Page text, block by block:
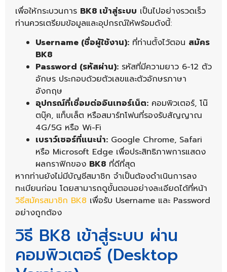
เพื่อให้กระบวนการ BK8 เข้าสู่ระบบ เป็นไปอย่างรวดเร็ว
ท่านควรเตรียมข้อมูลและอุปกรณ์ให้พร้อมดังนี้:
Username (ชื่อผู้ใช้งาน): ที่ท่านตั้งไว้ตอน สมัคร
BK8
Password (รหัสผ่าน): รหัสที่มีความยาว 6-12 ตัว
อักษร ประกอบด้วยตัวเลขและตัวอักษรภาษา
อังกฤษ
อุปกรณ์ที่เชื่อมต่ออินเทอร์เน็ต: คอมพิวเตอร์, โน๊
ตบุ๊ค, แท็บเล็ต หรือสมาร์ทโฟนที่รองรับสัญญาณ
4G/5G หรือ Wi-Fi
เบราว์เซอร์ที่แนะนำ: Google Chrome, Safari
หรือ Microsoft Edge เพื่อประสิทธิภาพการแสดง
ผลกราฟิกของ BK8 ที่ดีที่สุด
หากท่านยังไม่มีบัญชีสมาชิก จำเป็นต้องดำเนินการลง
ทะเบียนก่อน โดยสามารถดูขั้นตอนอย่างละเอียดได้ที่หน้า
วิธีสมัครสมาชิก BK8 เพื่อรับ Username และ Password
อย่างถูกต้อง
วิธี BK8 เข้าสู่ระบบ ผ่าน
คอมพิวเตอร์ (Desktop